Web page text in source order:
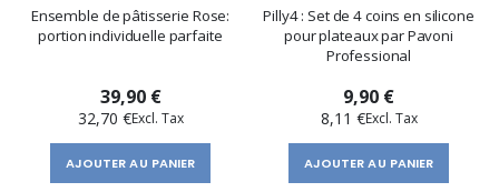
Ensemble de pâtisserie Rose:
portion individuelle parfaite
39,90 €
32,70 €
AJOUTER AU PANIER
Pilly4 : Set de 4 coins en silicone
pour plateaux par Pavoni
Professional
9,90 €
8,11 €
AJOUTER AU PANIER